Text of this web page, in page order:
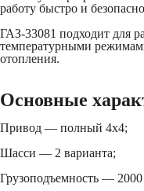
работу быстро и
ГАЗ-33081 подходит для
температурными
отопления.
Основные
Привод — полный 4х4;
Шасси — 2 варианта;
Грузоподъемность — 2000